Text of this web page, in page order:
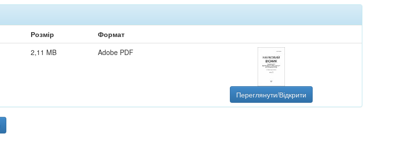
Розмір
Формат
2,11 MB Adobe PDF
Переглянути/Відкрити